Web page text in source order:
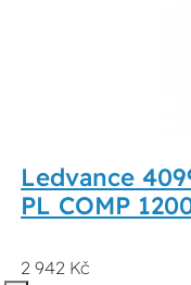
Ledvance
PL COMP
2 942 Kč